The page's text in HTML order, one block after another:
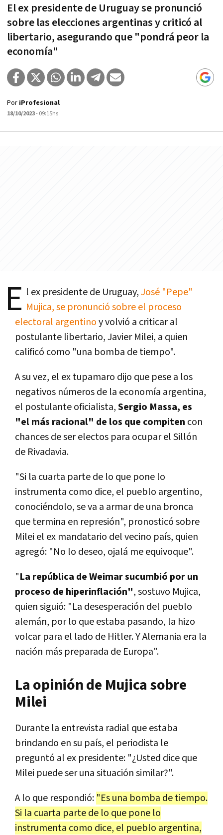
El ex presidente de Uruguay se pronunció
sobre las elecciones argentinas y criticó al
libertario, asegurando que "pondrá peor la
economía"
Por iProfesional
18/10/2023- 09:15hs
E l ex presidente de Uruguay,José "Pepe"
Mujica, se pronunció sobre el proceso
electoral argentinoy volvió a criticar al
postulante libertario, Javier Milei, a quien
calificó como "una bomba de tiempo".
A su vez, el ex tupamaro dijo que pese a los
negativos números de la economía argentina,
el postulante oficialista,Sergio Massa, es
"el más racional" de los que compiten con
chances de ser electos para ocupar el Sillón
de Rivadavia.
"Si la cuarta parte de lo que pone lo
instrumenta como dice, el pueblo argentino,
conociéndolo, se va a armar de una bronca
que termina en represión", pronosticó sobre
Milei el ex mandatario del vecino país, quien
agregó: "No lo deseo, ojalá me equivoque".
"La república de Weimar sucumbió por un
proceso de hiperinflación", sostuvo Mujica,
quien siguió: "La desesperación del pueblo
alemán, por lo que estaba pasando, la hizo
volcar para el lado de Hitler. Y Alemania era la
nación más preparada de Europa".
La opinión de Mujica sobre
Milei
Durante la entrevista radial que estaba
brindando en su país, el periodista le
preguntó al ex presidente: "¿Usted dice que
Milei puede ser una situación similar?".
A lo que respondió: "Es una bomba de tiempo.
Si la cuarta parte de lo que pone lo
instrumenta como dice, el pueblo argentina,